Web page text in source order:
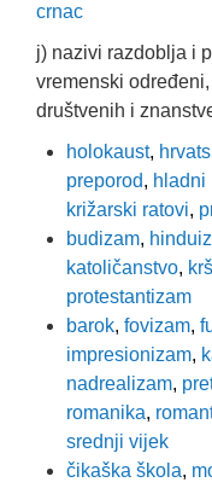
crnac
j) nazivi razdoblja i
vremenski
društvenih i
holokaust,
preporod, hladni
križarski ratovi,
budizam,
katoličanstvo,
protestantizam
barok, fovizam,
impresionizam,
nadrealizam,
romanika,
srednji vijek
čikaška škola,